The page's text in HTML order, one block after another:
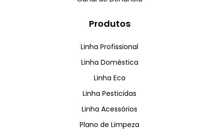
Produtos
Linha Profissional
Linha Doméstica
Linha Eco
Linha Pesticidas
Linha Acessórios
Plano de Limpeza